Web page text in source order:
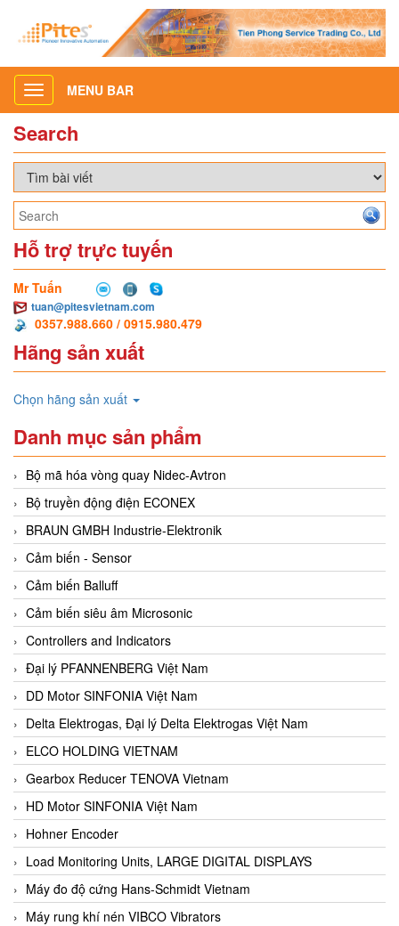
Toggle
navigation
MENU BAR
Search
Hỗ trợ trực tuyến
Mr Tuấn
tuan@pitesvietnam.com
0357.988.660 / 0915.980.479
Hãng sản xuất
Chọn hãng sản xuất
Danh mục sản phẩm
Bộ mã hóa vòng quay Nidec-Avtron
Bộ truyền động điện ECONEX
BRAUN GMBH Industrie-Elektronik
Cảm biến - Sensor
Cảm biến Balluff
Cảm biến siêu âm Microsonic
Controllers and Indicators
Đại lý PFANNENBERG Việt Nam
DD Motor SINFONIA Việt Nam
Delta Elektrogas, Đại lý Delta Elektrogas Việt Nam
ELCO HOLDING VIETNAM
Gearbox Reducer TENOVA Vietnam
HD Motor SINFONIA Việt Nam
Hohner Encoder
Load Monitoring Units, LARGE DIGITAL DISPLAYS
Máy đo độ cứng Hans-Schmidt Vietnam
Máy rung khí nén VIBCO Vibrators